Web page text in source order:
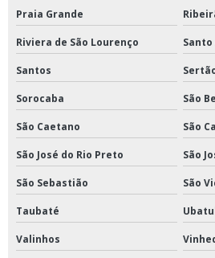
Estufa a vácuo comprar
Incubadora shaker preço
Praia Grande
Riviera de São Lourenço
Santos
Sorocaba São
São Caetano São
São José do Rio Preto São
São Sebastião São
Taubaté
Valinhos